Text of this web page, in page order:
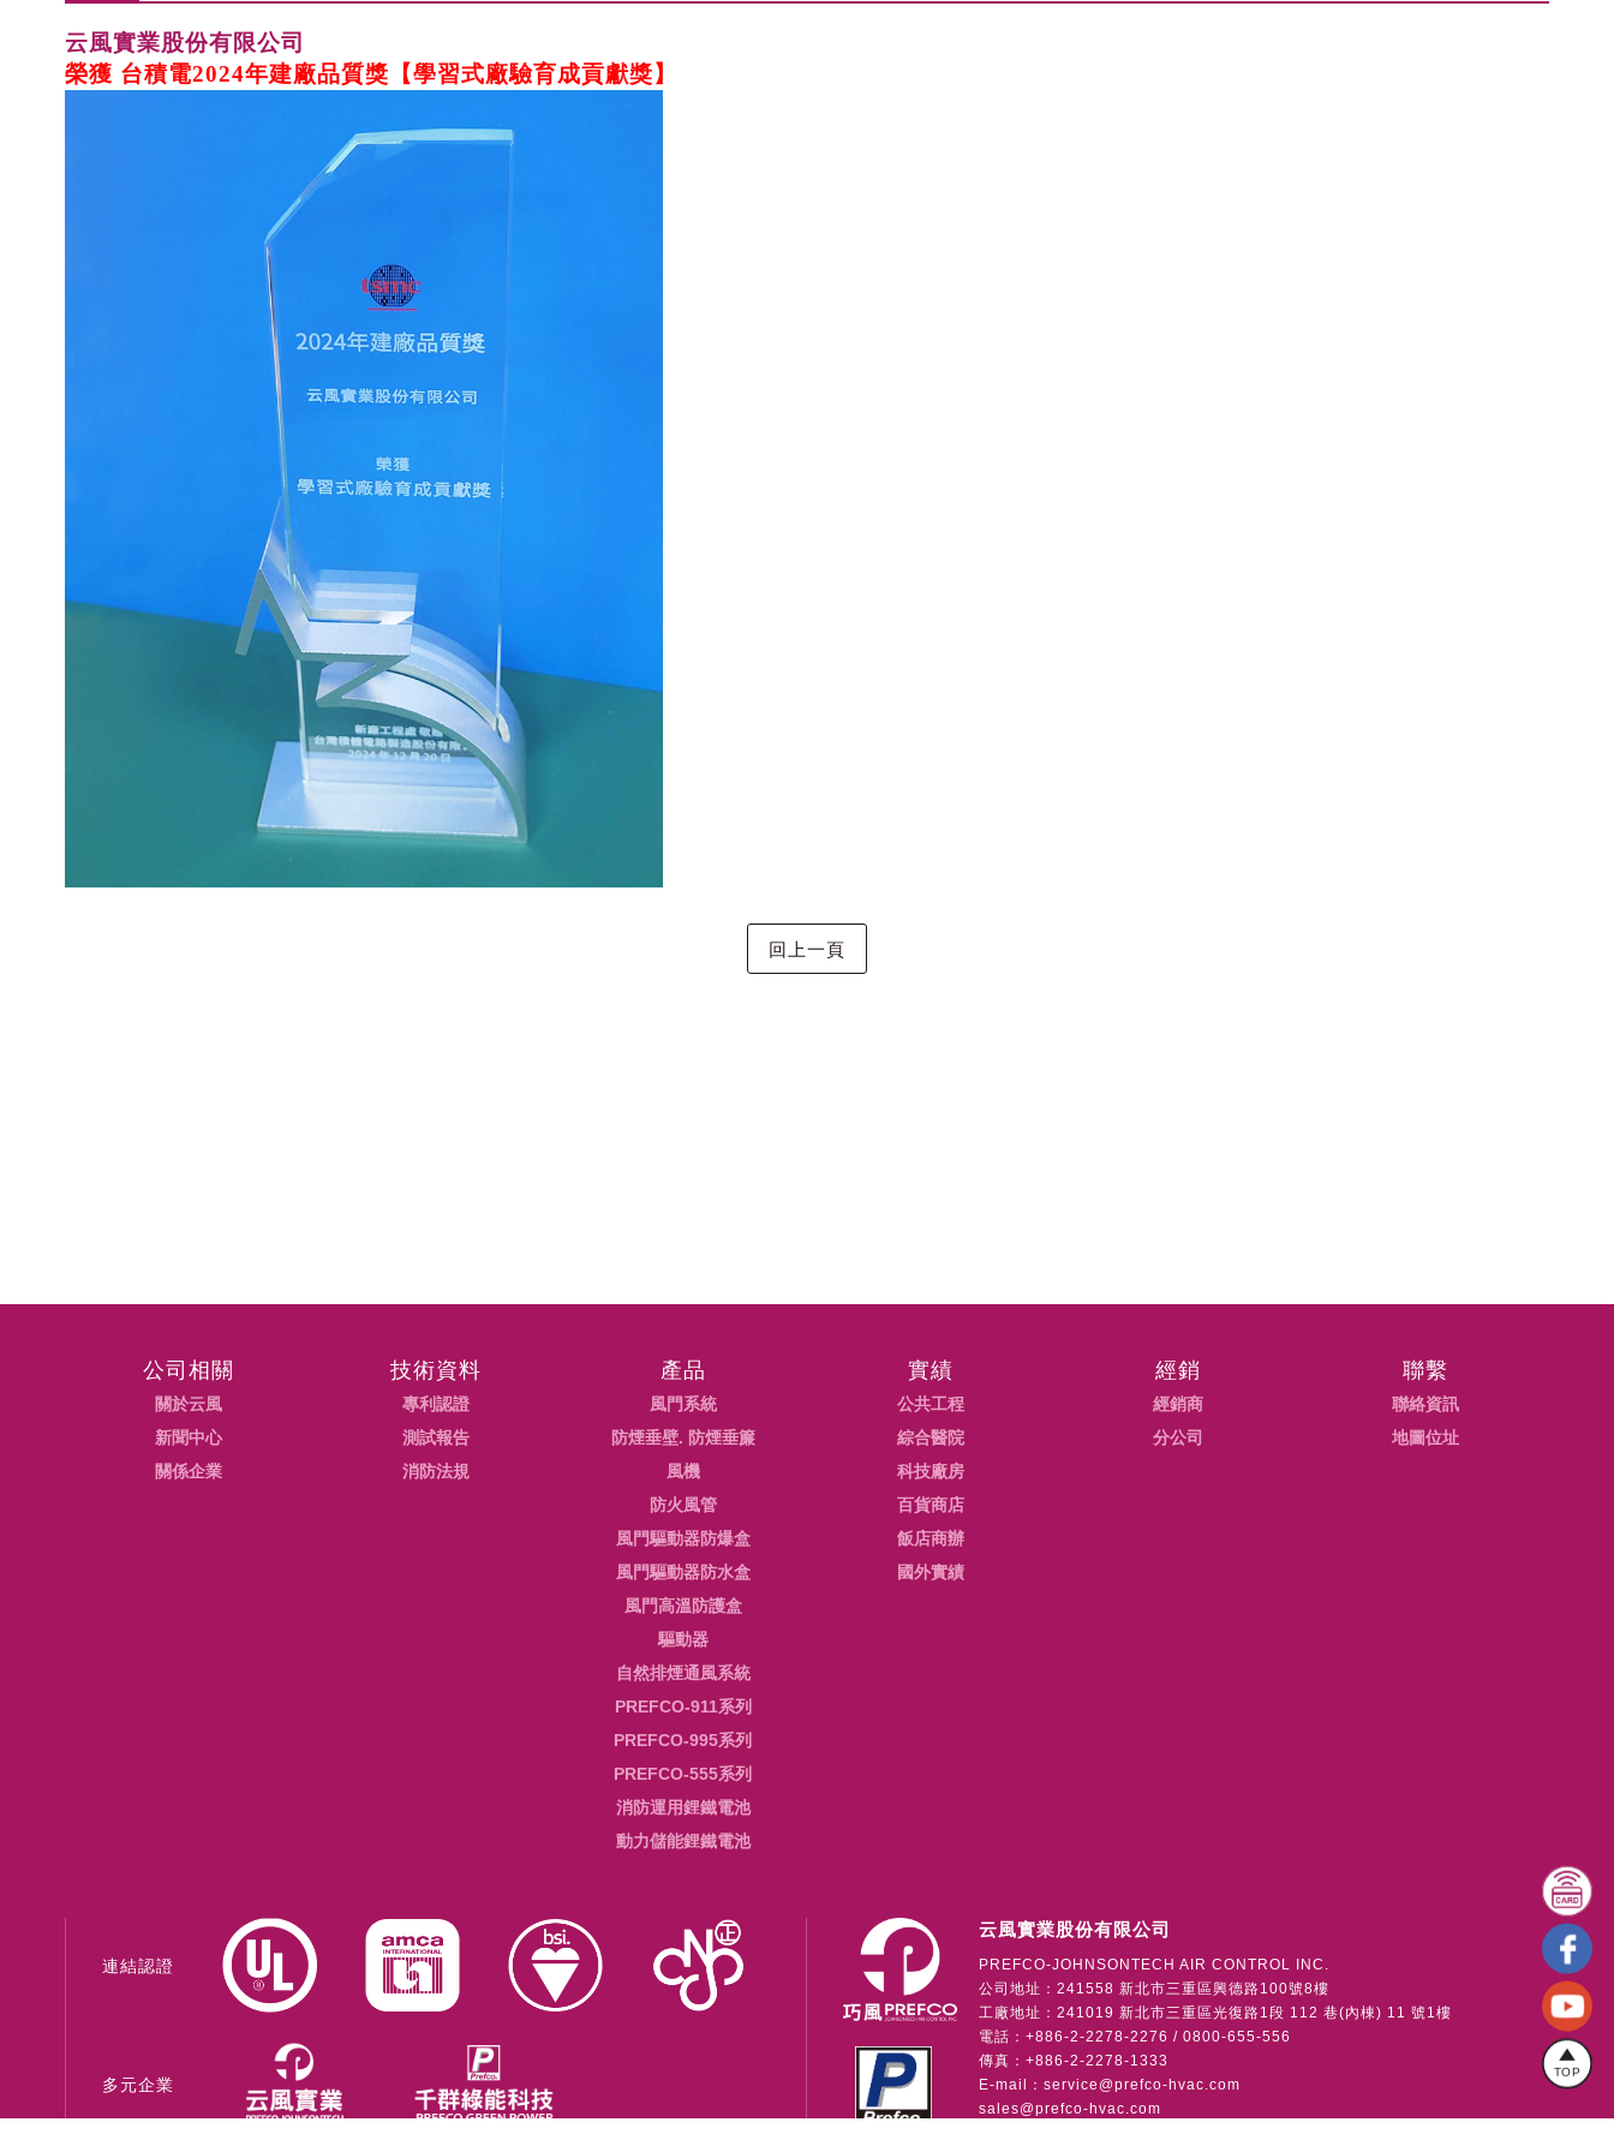
云風實業股份有限公司
榮獲 台積電2024年建廠品質獎 【學習式廠驗育成貢獻獎】
TOP
公司相關
關於云風
新聞中心
關係企業
技術資料
專利認證
測試報告
消防法規
產品
風門系統
防煙垂壁. 防煙垂簾
風機
防火風管
風門驅動器防爆盒
風門驅動器防水盒
風門高溫防護盒
驅動器
自然排煙通風系統
PREFCO-911系列
PREFCO-995系列
PREFCO-555系列
消防運用鋰鐵電池
動力儲能鋰鐵電池
實績
公共工程
綜合醫院
科技廠房
百貨商店
飯店商辦
國外實績
經銷
經銷商
分公司
聯繫
聯絡資訊
地圖位址
連結認證
多元企業
云風實業股份有限公司
PREFCO-JOHNSONTECH AIR CONTROL INC.
公司地址：241558 新北市三重區興德路100號8樓
工廠地址：241019 新北市三重區光復路1段 112 巷(內棟) 11 號1樓
電話：+886-2-2278-2276 / 0800-655-556
傳真：+886-2-2278-1333
E-mail： service@prefco-hvac.com
sales@prefco-hvac.com